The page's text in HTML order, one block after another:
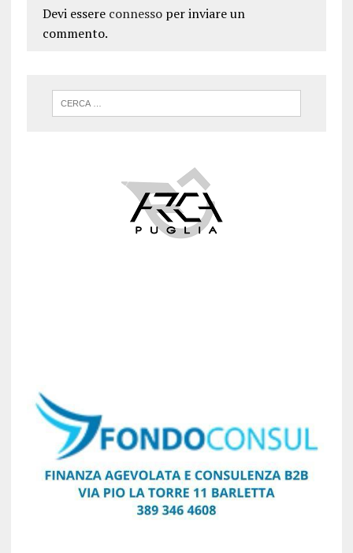
Devi essere connessoper inviare un
commento.